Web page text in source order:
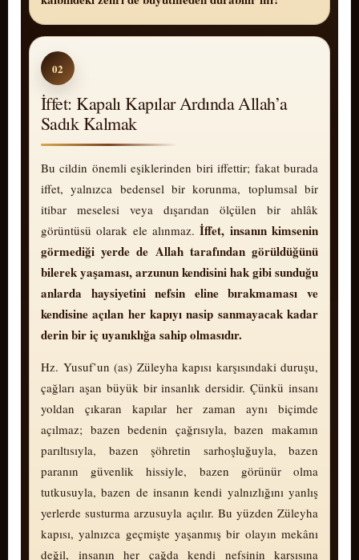
02
İffet: Kapalı Kapılar Ardında Allah’a
Sadık Kalmak
Bu cildin önemli eşiklerinden biri iffettir; fakat burada
iffet, yalnızca bedensel bir korunma, toplumsal bir
itibar meselesi veya dışarıdan ölçülen bir ahlâk
görüntüsü olarak ele alınmaz.İffet, insanın kimsenin
görmediği yerde de Allah tarafından görüldüğünü
bilerek yaşaması, arzunun kendisini hak gibi sunduğu
anlarda haysiyetini nefsin eline bırakmaması ve
kendisine açılan her kapıyı nasip sanmayacak kadar
derin bir iç uyanıklığa sahip olmasıdır.
Hz. Yusuf’un (as) Züleyha kapısı karşısındaki duruşu,
çağları aşan büyük bir insanlık dersidir. Çünkü insanı
yoldan çıkaran kapılar her zaman aynı biçimde
açılmaz; bazen bedenin çağrısıyla, bazen makamın
parıltısıyla, bazen şöhretin sarhoşluğuyla, bazen
paranın güvenlik hissiyle, bazen gö­rü­nür olma
tutkusuyla, bazen de insanın kendi yalnızlığını yanlış
yerlerde susturma arzusuyla açılır. Bu yüzden Züleyha
kapısı, yalnızca geçmişte yaşanmış bir olayın mekânı
değil, insanın her çağda kendi nefsinin karşısına